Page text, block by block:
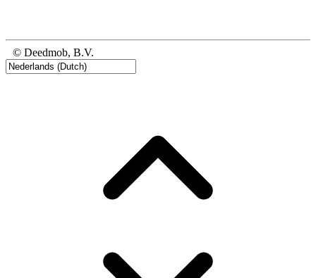
© Deedmob, B.V.